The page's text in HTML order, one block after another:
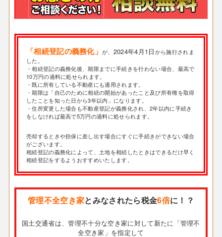
「相続登記の義務化」が、 2024年4月1日から施行されま
した。
・相続登記の義務化後、期限までに手続きを行わない場合、最高で
10万円の過料に処せられます。
・既に所有している不動産にも適用されます。
・期限は「自己のために相続の開始があったこと及び所有権を取得
したことを知った日から3年以内」になります。
・住所変更した場合も不動産登記が義務化され、2年以内に手続き
をしなければ最高で5万円の過料に処せられます。
売却するときや担保に差し出す場合にすぐに手続きができない場合
がございます。
相続登記の義務化によって、土地を相続したときはできるだけ早く
相続登記をするようおすすめいたします。
管理不全空き家とみなされたら税金6倍に！？
国土交通省は、管理不十分な空き家に対して新たに「管理不
全空き家」を指定して